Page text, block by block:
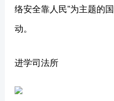
络安全靠人民”为主题的
动。
进学司法所